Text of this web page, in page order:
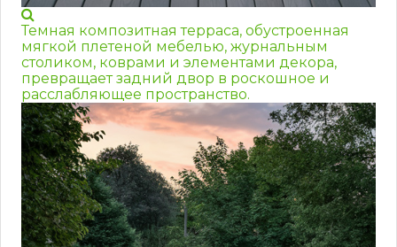
Темная композитная терраса, обустроенная
мягкой плетеной мебелью, журнальным
столиком, коврами и элементами декора,
превращает задний двор в роскошное и
расслабляющее пространство.